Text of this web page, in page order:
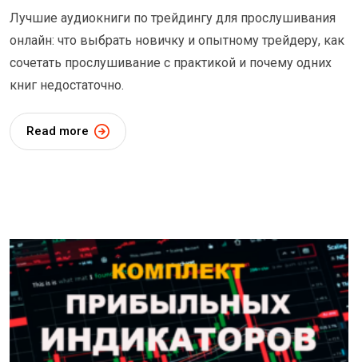
Лучшие аудиокниги по трейдингу для прослушивания
онлайн: что выбрать новичку и опытному трейдеру, как
сочетать прослушивание с практикой и почему одних
книг недостаточно.
Read more